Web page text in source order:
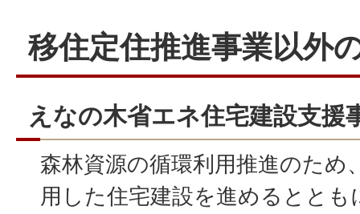
移住定住推進事業以外
えなの木省エネ住宅建設支援
森林資源の循環利用推進のため
用した住宅建設を進めるととも